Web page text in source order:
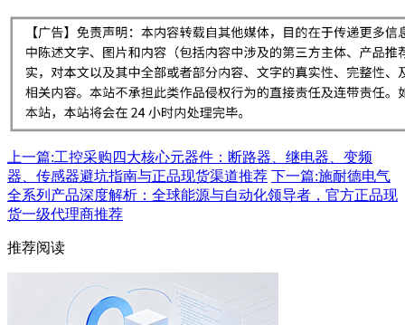
上一篇:工控采购四大核心元器件：断路器、继电器、变频
器、传感器避坑指南与正品现货渠道推荐 下一篇:施耐德电气
全系列产品深度解析：全球能源与自动化领导者，官方正品现
货一级代理商推荐
推荐阅读